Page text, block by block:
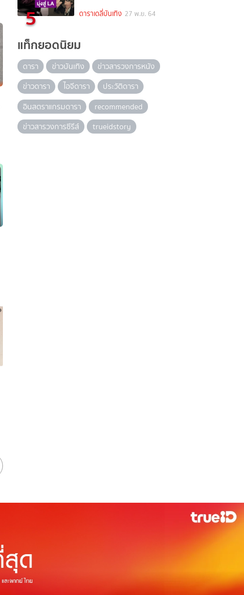
5 ดาราเดลี่บันเทิง 27 พ.ย. 64
แท็กยอดนิยม
ดารา ข่าวบันเทิง
ข่าวสารวงการหนัง
ข่าวดารา
ไอจีดารา
ประวัติดารา
อินสตราแกรมดารา
recommended
ข่าวสารวงการซีรีส์
trueidstory